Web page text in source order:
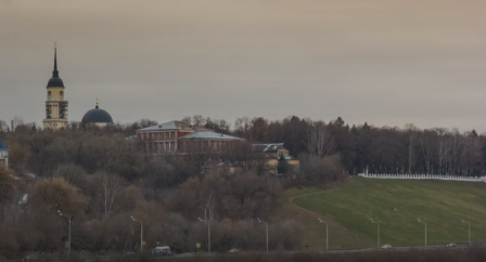
Погода
Праздники
Происшествия
Спорт
Экономика и бизнес